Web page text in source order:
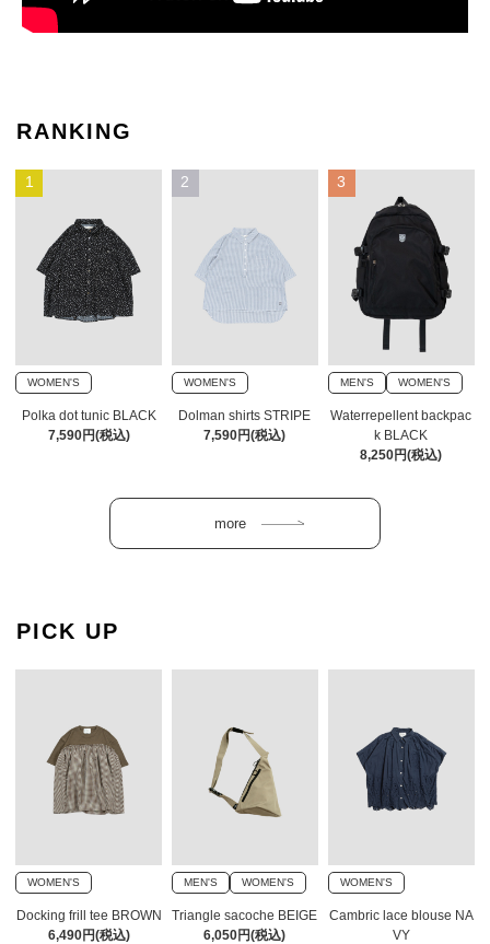
RANKING
1
WOMEN'S
Polka dot tunic BLACK
7,590円(税込)
2
WOMEN'S
Dolman shirts STRIPE
7,590円(税込)
3
MEN'S WOMEN'S
Waterrepellent backpac
k BLACK
8,250円(税込)
PICK UP
WOMEN'S
Docking frill tee BROWN
6,490円(税込)
MEN'S WOMEN'S
Triangle sacoche BEIGE
6,050円(税込)
WOMEN'S
Cambric lace blouse NA
VY